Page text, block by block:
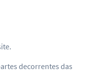
decorrentes das